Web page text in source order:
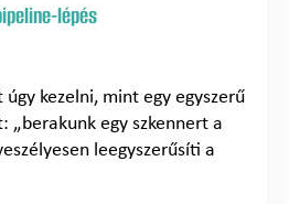
lépés
úgy kezelni, mint egy egyszerű
„berakunk egy szkennert a
leegyszerűsíti a